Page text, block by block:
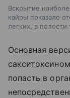
Вскрытие
кайры показало
легких, в полости
Основная
попасть в